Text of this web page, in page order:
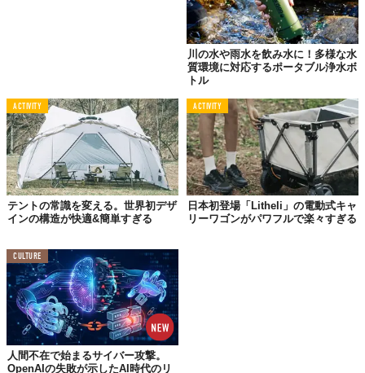
強度の高い串は、上枠材の凹みに固定することで五徳としても使
用でき、メスティンやスキレットなども安定して置くことができ
る。
また、収納袋は焚き火シートにもなるなめ、別途購入する必要も
なく、収納袋自体をなくす心配も少ない。
渓流釣りやキャンプ、ツーリング、登山などのさまざまななアク
川の水や雨水を飲み水に！多様な水
質環境に対応するポータブル浄水ボ
トル
ACTIVITY
テントの常識を変える。世界初デザ
インの構造が快適&簡単すぎる
ACTIVITY
日本初登場「Litheli」の電動式キャ
リーワゴンがパワフルで楽々すぎる
CULTURE
人間不在で始まるサイバー攻撃。
OpenAIの失敗が示したAI時代のリ